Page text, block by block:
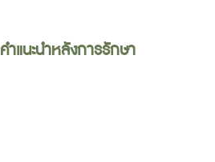
คำแนะนำหลังการรักษา